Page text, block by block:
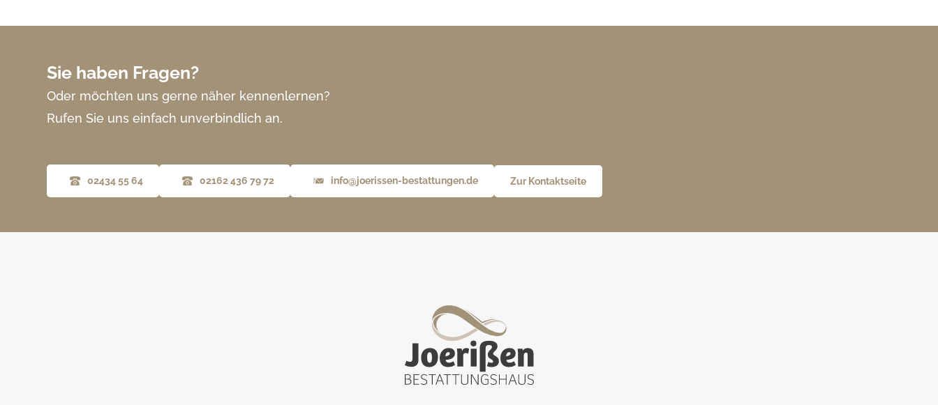
Sie haben Fragen?
Oder möchten uns gerne näher kennenlernen?
Rufen Sie uns einfach unverbindlich an.
02434 55 64 02162 436 79 72 info@joerissen-bestattungen.de Zur Kontaktseite